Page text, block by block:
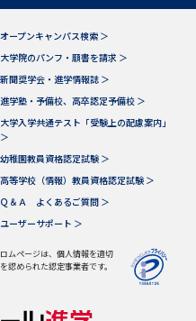
受験スケジュールを立てよう
テレメール全国一斉進学調査
学問検索
オープンキャンパス検索 ＞
大学院のパンフ・願書を請求 ＞
新聞奨学会・進学情報誌 ＞
進学塾・予備校、高卒認定予備校 ＞
大学入学共通テスト「受験上の配慮案内」
＞
幼稚園教員資格認定試験 ＞
高等学校（情報）教員資格認定試験 ＞
Ｑ＆Ａ よくあるご質問 ＞
ユーザーサポート ＞
ムページは、個人情報を適切
認められた認定事業者です。